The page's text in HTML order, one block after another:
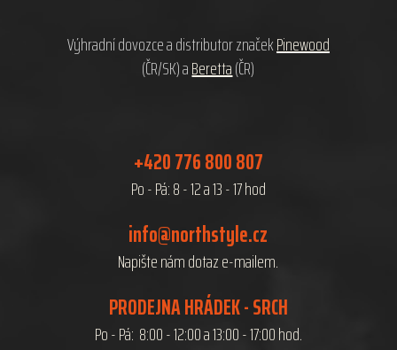
Výhradní dovozce a distributor značekPinewood
(ČR/SK) aBeretta(ČR)
+420 776 800 807
Po - Pá: 8 - 12 a 13 - 17 hod
info@northstyle.cz
Napište nám dotaz e-mailem.
PRODEJNA HRÁDEK - SRCH
Po - Pá: 8:00 - 12:00 a 13:00 - 17:00 hod.